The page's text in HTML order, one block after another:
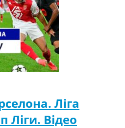
Ліга
Ліги. Відео